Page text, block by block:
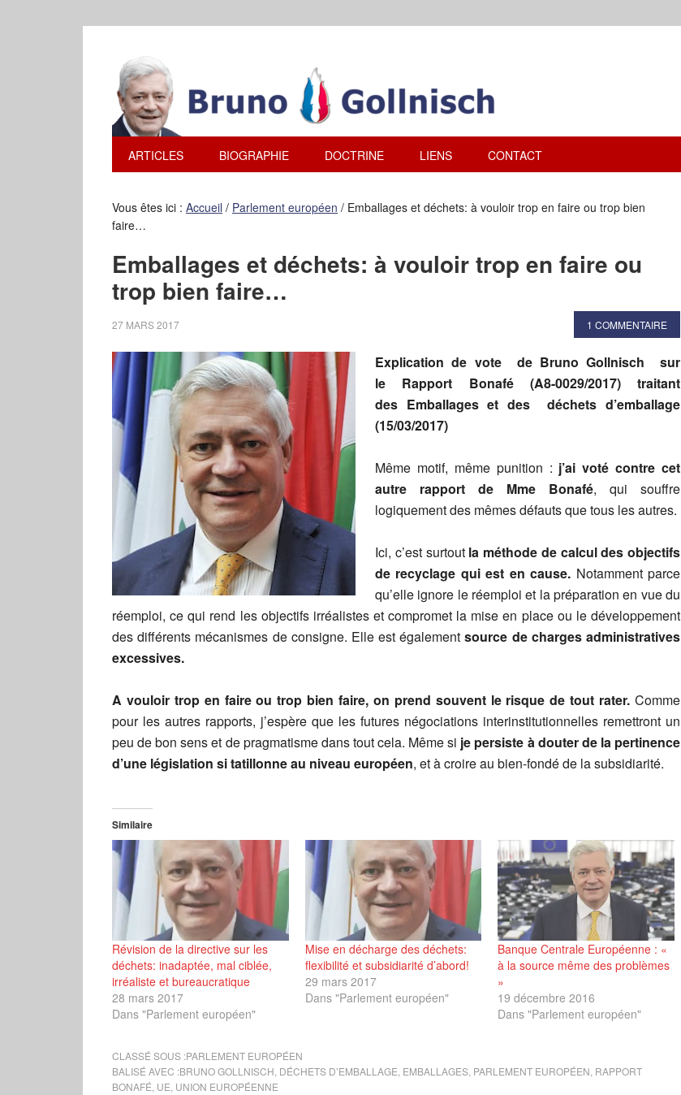
ARTICLES BIOGRAPHIE DOCTRINE LIENS CONTACT
Vous êtes ici : Accueil / Parlement européen / Emballages et déchets: à vouloir trop en faire ou trop bien
faire…
Emballages et déchets: à vouloir trop en faire ou
trop bien faire…
27 MARS 2017 1 COMMENTAIRE
Explication de vote de Bruno Gollnisch sur
le Rapport Bonafé (A8-0029/2017) traitant
des Emballages et des déchets d’emballage
(15/03/2017)
Même motif, même punition : j’ai voté contre cet
autre rapport de Mme Bonafé, qui souffre
logiquement des mêmes défauts que tous les autres.
Ici, c’est surtout la méthode de calcul des objectifs
de recyclage qui est en cause. Notamment parce
qu’elle ignore le réemploi et la préparation en vue du
réemploi, ce qui rend les objectifs irréalistes et compromet la mise en place ou le développement
des différents mécanismes de consigne. Elle est égalementsource de charges administratives
excessives.
A vouloir trop en faire ou trop bien faire, on prend souvent le risque de tout rater. Comme
pour les autres rapports, j’espère que les futures négociations interinstitutionnelles remettront un
peu de bon sens et de pragmatisme dans tout cela. Même si je persiste à douter de la pertinence
d’une législation si tatillonne au niveau européen, et à croire au bien-fondé de la subsidiarité.
Similaire
Révision de la directive sur les
déchets: inadaptée, mal ciblée,
irréaliste et bureaucratique
28 mars 2017
Dans "Parlement européen"
Mise en décharge des déchets:
flexibilité et subsidiarité d’abord!
29 mars 2017
Dans "Parlement européen"
Banque Centrale Européenne : «
à la source même des problèmes
»
19 décembre 2016
Dans "Parlement européen"
CLASSÉ SOUS :PARLEMENT EUROPÉEN
BALISÉ AVEC :BRUNO GOLLNISCH DÉCHETS D’EMBALLAGE EMBALLAGES PARLEMENT EUROPÉEN RAPPORT
BONAFÉ UE UNION EUROPÉENNE